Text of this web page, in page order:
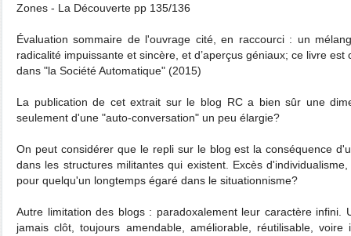
Zones - La Découverte pp 135/136
Évaluation sommaire de l'ouvrage cité, en raccourci : un
radicalité impuissante et sincère, et d’aperçus géniaux; ce livre
dans "la Société Automatique" (2015)
La publication de cet extrait sur le blog RC a bien sûr une
seulement d'une "auto-conversation" un peu élargie?
On peut considérer que le repli sur le blog est la conséquence
dans les structures militantes qui existent. Excès
pour quelqu'un longtemps égaré dans le situationnisme?
Autre limitation des blogs : paradoxalement leur caractère infini.
jamais clôt, toujours amendable, améliorable, réutilisable,